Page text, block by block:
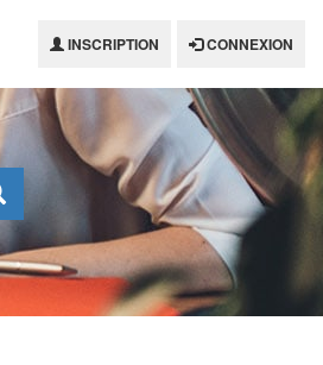
INSCRIPTION CONNEXION